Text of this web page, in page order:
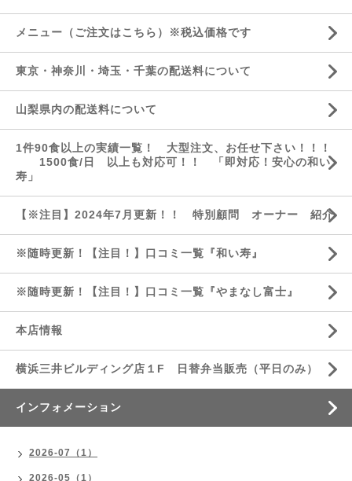
メニュー（ご注文はこちら）※税込価格です
東京・神奈川・埼玉・千葉の配送料について
山梨県内の配送料について
1件90食以上の実績一覧！ 大型注文、お任せ下さい！！！
1500食/日 以上も対応可！！ 「即対応！安心の和い
寿」
【※注目】2024年7月更新！！ 特別顧問 オーナー 紹介
※随時更新！【注目！】口コミ一覧『和い寿』
※随時更新！【注目！】口コミ一覧『やまなし富士』
本店情報
横浜三井ビルディング店１F 日替弁当販売（平日のみ）
インフォメーション
2026-07（1）
2026-05（1）